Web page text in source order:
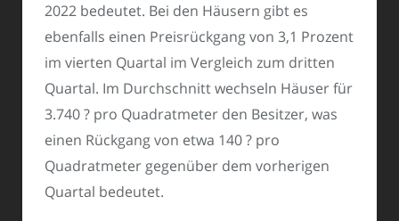
2022 bedeutet. Bei den Häusern gibt es
ebenfalls einen Preisrückgang von 3,1 Prozent
im vierten Quartal im Vergleich zum dritten
Quartal. Im Durchschnitt wechseln Häuser für
3.740 ? pro Quadratmeter den Besitzer, was
einen Rückgang von etwa 140 ? pro
Quadratmeter gegenüber dem vorherigen
Quartal bedeutet.